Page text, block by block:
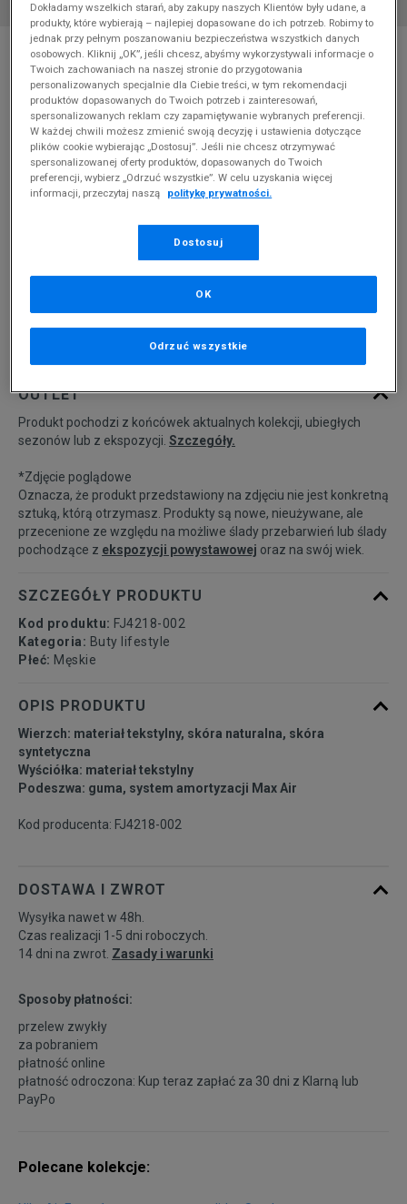
* Zdjęcie poglądowe
NIKE AIR MAX 90
Produkt pochodzi z końcówek aktualnych kolekcji, ubiegłych
sezonów lub z ekspozycji.Szczegóły.
cena rekomendowana przez producenta
459,99 zł
PRODUKT NIEDOSTĘPNY
Jeśli artykuł będzie ponownie dostępny, otrzymasz od nas
38,5 24 cm Powiadom o dostępności
39 24,5 cm
40 25 cm Powiadom o dostępności
41 26 cm
42,5 27 cm Powiadom o dostępności
43 27,5 cm Powiadom o dostępności
44,5 28,5 cm
45 29 cm
45,5 29,5 cm
46 30 cm
47
OUTLET
Produkt pochodzi z końcówek aktualnych kolekcji, ubiegłych
sezonów lub z ekspozycji. Szczegóły.
*Zdjęcie poglądowe
Oznacza, że produkt przedstawiony na zdjęciu nie jest konkretną
sztuką, którą otrzymasz. Produkty są nowe, nieużywane, ale
przecenione ze względu na możliwe ślady przebarwień lub ślady
pochodzące z ekspozycji powystawowej oraz na swój wiek.
SZCZEGÓŁY PRODUKTU
Kod produktu: FJ4218-002
Kategoria: Buty lifestyle
Płeć: Męskie
OPIS PRODUKTU
Wierzch: materiał tekstylny, skóra naturalna, skóra
syntetyczna
Wyściółka: materiał tekstylny
Podeszwa: guma, system amortyzacji Max Air
Kod producenta: FJ4218-002
DOSTAWA I ZWROT
Wysyłka nawet w 48h.
Czas realizacji 1-5 dni roboczych.
14 dni na zwrot. Zasady i warunki
Sposoby płatności:
przelew zwykły
za pobraniem
płatność online
płatność odroczona: Kup teraz zapłać za 30 dni z Klarną lub
PayPo
Polecane kolekcje:
Dokładamy wszelkich starań, aby zakupy naszych Klientów były udane, a
produkty, które wybierają – najlepiej dopasowane do ich potrzeb. Robimy to
jednak przy pełnym poszanowaniu bezpieczeństwa wszystkich danych
osobowych. Kliknij „OK”, jeśli chcesz, abyśmy wykorzystywali informacje o
Twoich zachowaniach na naszej stronie do przygotowania
personalizowanych specjalnie dla Ciebie treści, w tym rekomendacji
produktów dopasowanych do Twoich potrzeb i zainteresowań,
spersonalizowanych reklam czy zapamiętywanie wybranych preferencji.
W każdej chwili możesz zmienić swoją decyzję i ustawienia dotyczące
plików cookie wybierając „Dostosuj”. Jeśli nie chcesz otrzymywać
spersonalizowanej oferty produktów, dopasowanych do Twoich
preferencji, wybierz „Odrzuć wszystkie”. W celu uzyskania więcej
informacji, przeczytaj naszą
politykę prywatności.
Dostosuj
Odrzuć wszystkie
OK